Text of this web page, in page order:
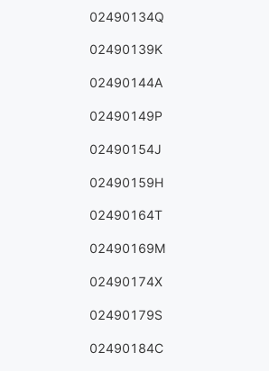
02490134Q
02490139K
02490144A
02490149P
02490154J
02490159H
02490164T
02490169M
02490174X
02490179S
02490184C